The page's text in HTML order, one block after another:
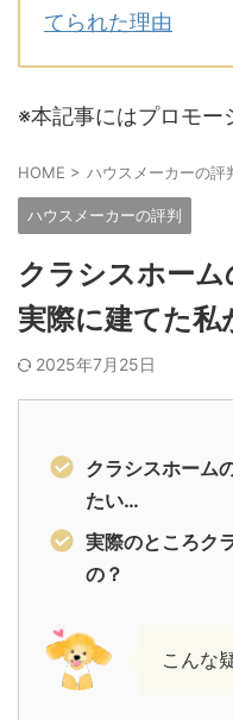
てられた理由
※本記事にはプロモー
HOME > ハウスメーカーの評
ハウスメーカーの評判
クラシスホーム
実際に建てた私
2025年7月25日
クラシスホーム
たい…
実際のところク
の？
こんな